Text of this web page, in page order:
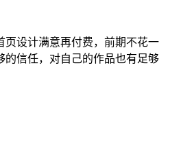
页设计满意再付费，前期不花一
的信任，对自己的作品也有足够